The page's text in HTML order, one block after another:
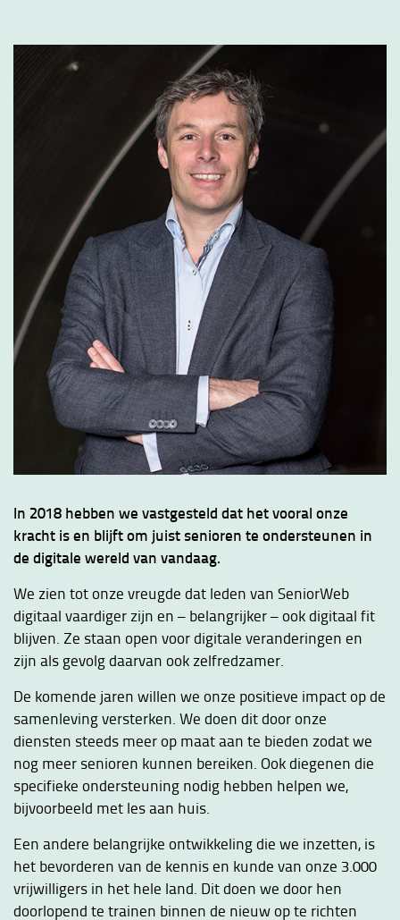
In 2018 hebben we vastgesteld dat het vooral onze
kracht is en blijft om juist senioren te ondersteunen in
de digitale wereld van vandaag.
We zien tot onze vreugde dat leden van SeniorWeb
digitaal vaardiger zijn en – belangrijker – ook digitaal fit
blijven. Ze staan open voor digitale veranderingen en
zijn als gevolg daarvan ook zelfredzamer.
De komende jaren willen we onze positieve impact op de
samenleving versterken. We doen dit door onze
diensten steeds meer op maat aan te bieden zodat we
nog meer senioren kunnen bereiken. Ook diegenen die
specifieke ondersteuning nodig hebben helpen we,
bijvoorbeeld met les aan huis.
Een andere belangrijke ontwikkeling die we inzetten, is
het bevorderen van de kennis en kunde van onze 3.000
vrijwilligers in het hele land. Dit doen we door hen
doorlopend te trainen binnen de nieuw op te richten